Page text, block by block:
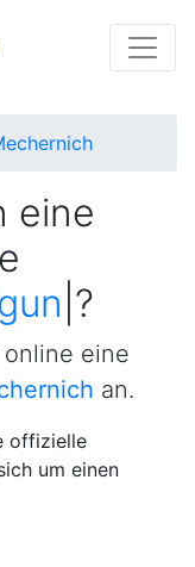
eine
|?
eine
an.
offizielle
um einen